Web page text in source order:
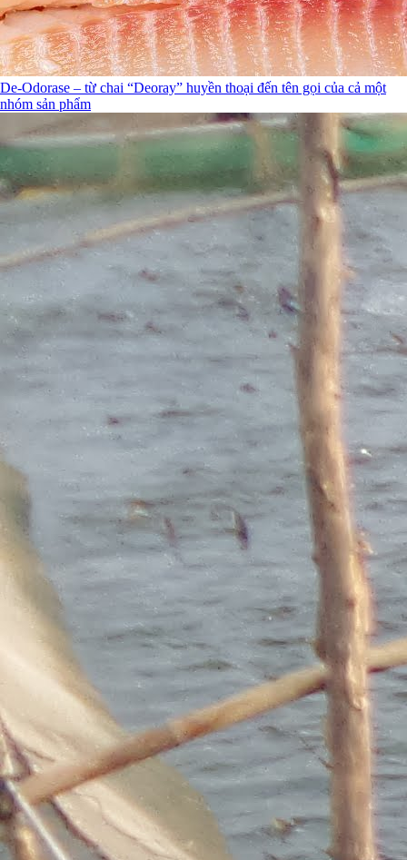
De-Odorase – từ chai “Deoray” huyền thoại đến tên gọi của cả một
nhóm sản phẩm